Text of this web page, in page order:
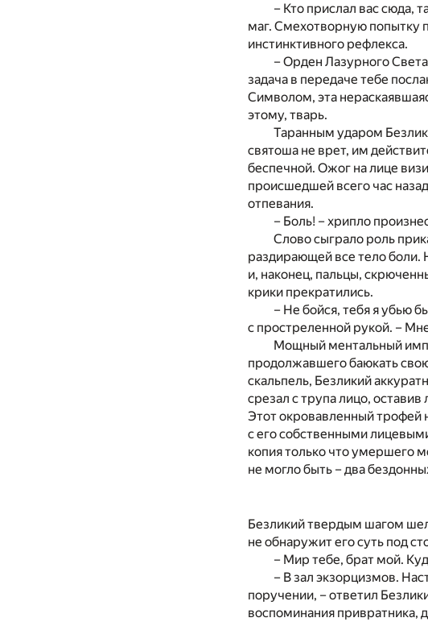
– Кто прислал вас сюда,
маг. Смехотворную попытку
инстинктивного рефлекса.
– Орден Лазурного
задача в передаче тебе
Символом, эта
этому, тварь.
Таранным ударом
святоша не врет, им
беспечной. Ожог на лице
происшедшей всего час
отпевания.
– Боль! – хрипло
Слово сыграло роль
раздирающей все тело боли.
и, наконец, пальцы,
крики прекратились.
– Не бойся, тебя я убью
с простреленной рукой. –
Мощный ментальный
продолжавшего баюкать
скальпель, Безликий
срезал с трупа лицо,
Этот окровавленный
с его собственными
копия только что умершего
не могло быть – два
Безликий твердым шагом
не обнаружит его суть под
– Мир тебе, брат мой.
– В зал экзорцизмов.
поручении, – ответил
воспоминания привратника,